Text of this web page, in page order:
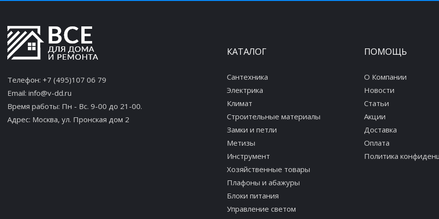
Телефон: +7 (495)107 06 79
Email: info@v-dd.ru
Время работы: Пн - Вс. 9-00 до 21-00.
Адрес: Москва, ул. Пронская дом 2
КАТАЛОГ
Сантехника
Электрика
Климат
Строительные материалы
Замки и петли
Метизы
Инструмент
Хозяйственные товары
Плафоны и абажуры
Блоки питания
Управление светом
ПОМОЩЬ
О Компании
Новости
Статьи
Акции
Доставка
Оплата
Политика